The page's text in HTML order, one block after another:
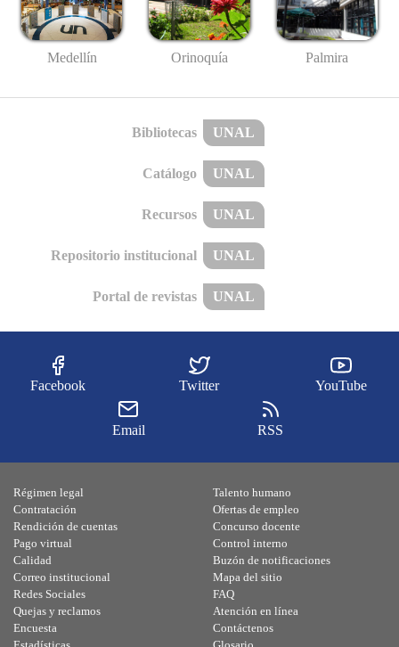
Medellín Orinoquía Palmira
Bibliotecas UNAL
Catálogo UNAL
Recursos UNAL
Repositorio institucional UNAL
Portal de revistas UNAL
Facebook Twitter YouTube
Email RSS
Régimen legal
Contratación
Rendición de cuentas
Pago virtual
Calidad
Talento humano
Ofertas de empleo
Concurso docente
Control interno
Buzón de notificaciones
Correo institucional
Redes Sociales
Quejas y reclamos
Encuesta
Mapa del sitio
FAQ
Atención en línea
Contáctenos